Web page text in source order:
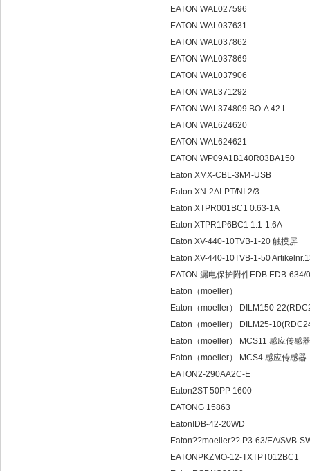
EATON WAL027596
EATON WAL037631
EATON WAL037862
EATON WAL037869
EATON WAL037906
EATON WAL371292
EATON WAL374809 BO-A 42 L
EATON WAL624620
EATON WAL624621
EATON WP09A1B140R03BA150
Eaton XMX-CBL-3M4-USB
Eaton XN-2AI-PT/NI-2/3
Eaton XTPR001BC1 0.63-1A
Eaton XTPR1P6BC1 1.1-1.6A
Eaton XV-440-10TVB-1-20 触摸屏
Eaton XV-440-10TVB-1-50
EATON 漏电保护附件EDB EDB-634/
Eaton（moeller）
Eaton（moeller） DILM150-
Eaton（moeller） DILM25-
Eaton（moeller） MCS11 感应传感器
Eaton（moeller） MCS4 感应传感器
EATON2-290AA2C-E
Eaton2ST 50PP 1600
EATONG 15863
EatonIDB-42-20WD
Eaton??moeller?? P3-63/EA/SVB-
EATONPKZMO-12-TXTPT012BC1